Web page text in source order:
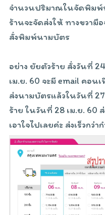
จำนวนปริมาณในจัดพิมพ์
ร้านจะจัดส่งให้ ทางขวามื
สั่งพิมพ์นามบัตร
อย่าง ยัยตัวร้าย สั่งวันที่
เม.ย. 60 จะมี email คอน
ส่งนามบัตรแล้วในวันที่
ร้าย ในวันที่ 28 เม.ย. 60
เอาใจไปเลยค่ะ ส่งเร็วกว่